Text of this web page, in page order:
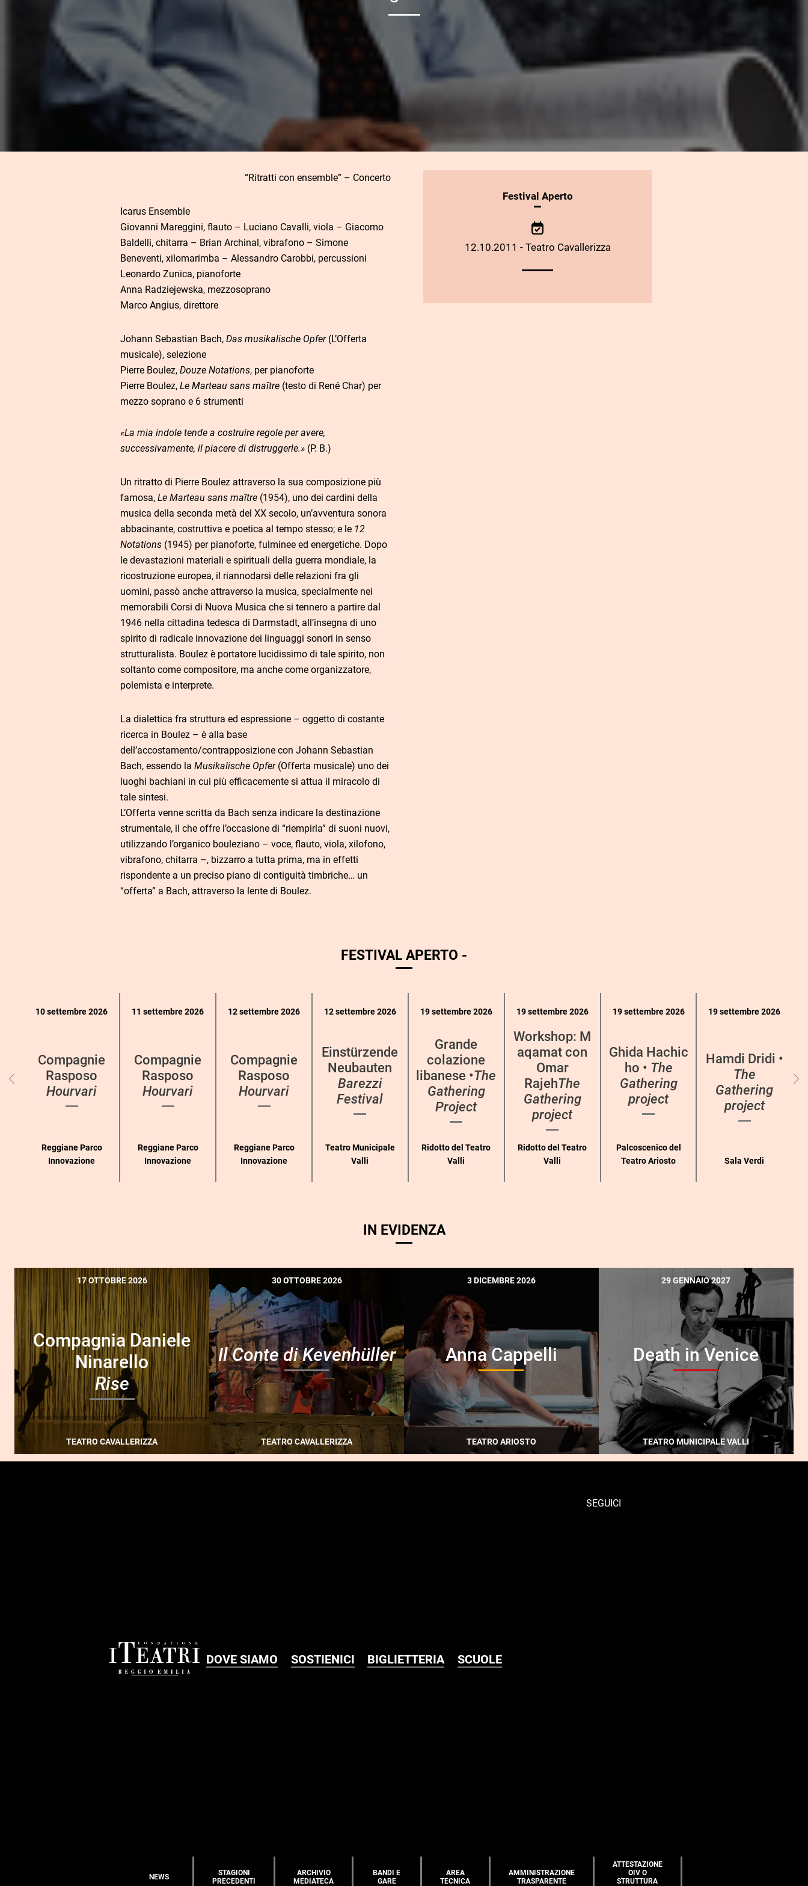
“Ritratti con ensemble” – Concerto
Icarus Ensemble
Giovanni Mareggini, flauto – Luciano Cavalli, viola – Giacomo
Baldelli, chitarra – Brian Archinal, vibrafono – Simone
Beneventi, xilomarimba – Alessandro Carobbi, percussioni
Leonardo Zunica, pianoforte
Anna Radziejewska, mezzosoprano
Marco Angius, direttore
Johann Sebastian Bach, Das musikalische Opfer (L’Offerta
musicale), selezione
Pierre Boulez, Douze Notations, per pianoforte
Pierre Boulez, Le Marteau sans maître (testo di René Char) per
mezzo soprano e 6 strumenti
«La mia indole tende a costruire regole per avere,
successivamente, il piacere di distruggerle.» (P. B.)
Un ritratto di Pierre Boulez attraverso la sua composizione più
famosa, Le Marteau sans maître (1954), uno dei cardini della
musica della seconda metà del XX secolo, un’avventura sonora
abbacinante, costruttiva e poetica al tempo stesso; e le 12
Notations (1945) per pianoforte, fulminee ed energetiche. Dopo
le devastazioni materiali e spirituali della guerra mondiale, la
ricostruzione europea, il riannodarsi delle relazioni fra gli
uomini, passò anche attraverso la musica, specialmente nei
memorabili Corsi di Nuova Musica che si tennero a partire dal
1946 nella cittadina tedesca di Darmstadt, all’insegna di uno
spirito di radicale innovazione dei linguaggi sonori in senso
strutturalista. Boulez è portatore lucidissimo di tale spirito, non
soltanto come compositore, ma anche come organizzatore,
polemista e interprete.
La dialettica fra struttura ed espressione – oggetto di costante
ricerca in Boulez – è alla base
dell’accostamento/contrapposizione con Johann Sebastian
Bach, essendo la Musikalische Opfer(Offerta musicale) uno dei
luoghi bachiani in cui più efficacemente si attua il miracolo di
tale sintesi.
L’Offerta venne scritta da Bach senza indicare la destinazione
strumentale, il che offre l’occasione di “riempirla” di suoni nuovi,
utilizzando l’organico bouleziano – voce, flauto, viola, xilofono,
vibrafono, chitarra –, bizzarro a tutta prima, ma in effetti
rispondente a un preciso piano di contiguità timbriche… un
“offerta” a Bach, attraverso la lente di Boulez.
INFORMAZIONIFestival Aperto
12.10.2011 - Teatro Cavallerizza
FESTIVAL APERTO -
eventi
10 settembre 2026
Compagnie
Rasposo
Hourvari
Reggiane Parco
Innovazione
11 settembre 2026
Compagnie
Rasposo
Hourvari
Reggiane Parco
Innovazione
12 settembre 2026
Compagnie
Rasposo
Hourvari
Reggiane Parco
Innovazione
12 settembre 2026
Einstürzende
Neubauten
Barezzi
Festival
Teatro Municipale
Valli
19 settembre 2026
Grande
colazione
libanese •The
Gathering
Project
Ridotto del Teatro
Valli
19 settembre 2026
Workshop: M
aqamat con
Omar
RajehThe
Gathering
project
Ridotto del Teatro
Valli
19 settembre 2026
Ghida Hachic
ho • The
Gathering
project
Palcoscenico del
Teatro Ariosto
19 settembre 2026
Hamdi Dridi •
The
Gathering
project
Sala Verdi
IN EVIDENZA
17 OTTOBRE 2026
Compagnia Daniele
Ninarello
Rise
TEATRO CAVALLERIZZA
30 OTTOBRE 2026
Il Conte di Kevenhüller
TEATRO CAVALLERIZZA
3 DICEMBRE 2026
Anna Cappelli
TEATRO ARIOSTO
29 GENNAIO 2027
Death in Venice
TEATRO MUNICIPALE VALLI
DOVE SIAMO SOSTIENICI BIGLIETTERIA SCUOLE
SEGUICI
NEWS
STAGIONI
PRECEDENTI
ARCHIVIO
MEDIATECA
BANDI E
GARE
AREA
TECNICA
AMMINISTRAZIONE
TRASPARENTE
ATTESTAZIONE
OIV O
STRUTTURA